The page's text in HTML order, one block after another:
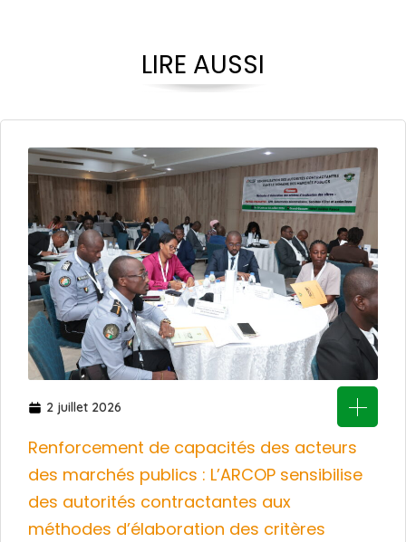
LIRE AUSSI
2 juillet 2026
Renforcement de capacités des acteurs
des marchés publics : L’ARCOP sensibilise
des autorités contractantes aux
méthodes d’élaboration des critères